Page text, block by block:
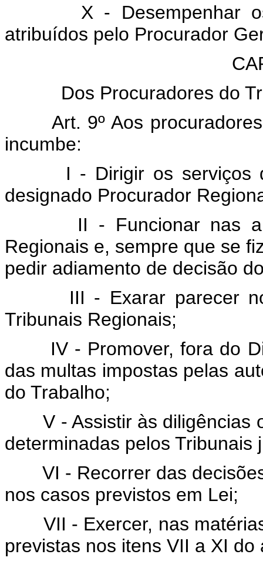
X - Desempenhar
atribuídos pelo Procurador
Dos Procuradores do
Art. 9º Aos
incumbe:
I - Dirigir os serviços
designado Procurador
II - Funcionar nas
Regionais e, sempre que se
pedir adiamento de decisão
III - Exarar parecer
Tribunais Regionais;
IV - Promover, fora do
das multas impostas pelas
do Trabalho;
V - Assistir às diligências
determinadas pelos Tribunais
VI - Recorrer das
nos casos previstos em Lei;
VII - Exercer, nas
previstas nos itens VII a XI do